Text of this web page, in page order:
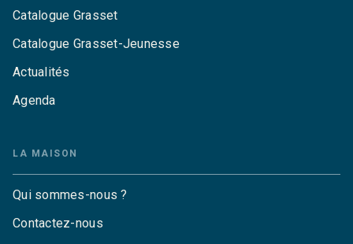
Catalogue Grasset
Catalogue Grasset-Jeunesse
Actualités
Agenda
LA MAISON
Qui sommes-nous ?
Contactez-nous